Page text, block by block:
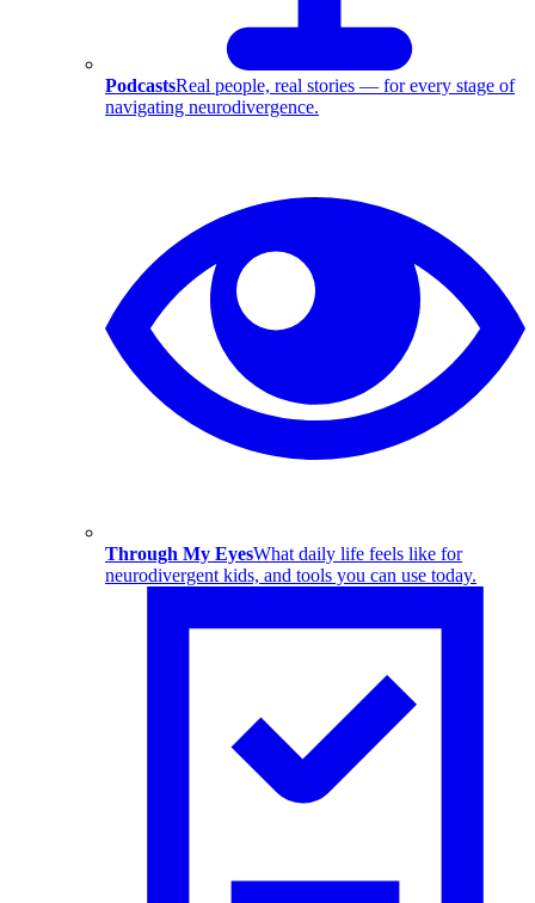
PodcastsReal people, real stories — for every stage of
navigating neurodivergence.
Through My EyesWhat daily life feels like for
neurodivergent kids, and tools you can use today.